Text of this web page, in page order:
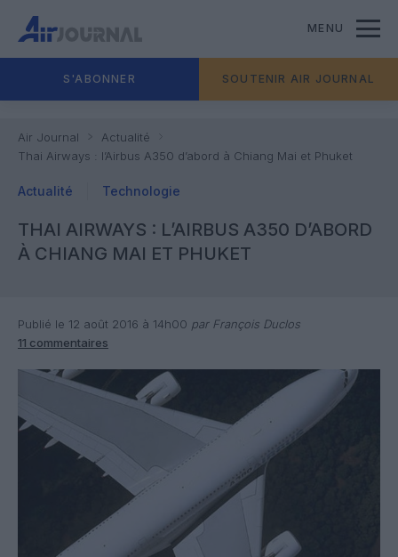
MENU
S'ABONNER SOUTENIR AIR JOURNAL
Air Journal
Actualité
Thai Airways : l’Airbus A350 d’abord à Chiang Mai et Phuket
Actualité Technologie
THAI AIRWAYS : L’AIRBUS A350 D’ABORD
À CHIANG MAI ET PHUKET
Publié le 12 août 2016 à 14h00 par François Duclos
11 commentaires